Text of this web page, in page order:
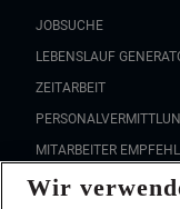
JOBSUCHE
LEBENSLAUF
ZEITARBEIT
MITARBEITER
FAQ
Wir stellen ein!
Wir